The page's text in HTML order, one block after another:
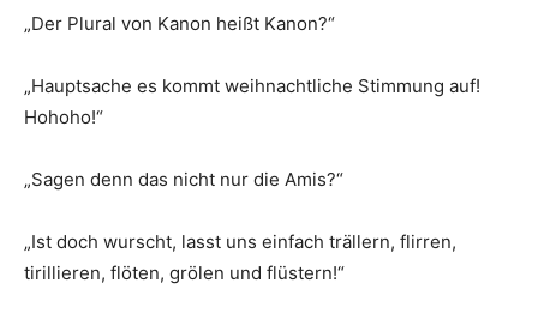
„Der Plural von Kanon heißt Kanon?“
„Hauptsache es kommt weihnachtliche Stimmung auf!
Hohoho!“
„Sagen denn das nicht nur die Amis?“
„Ist doch wurscht, lasst uns einfach trällern, flirren,
tirillieren, flöten, grölen und flüstern!“